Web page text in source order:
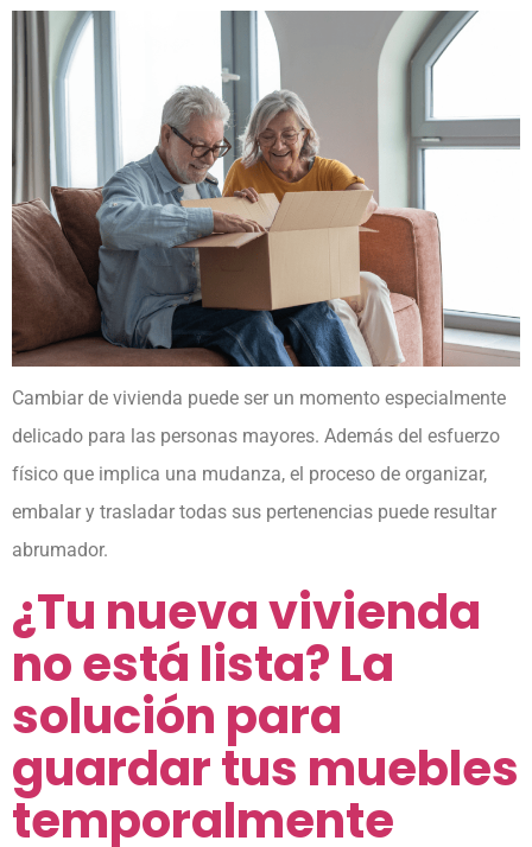
Cambiar de vivienda puede ser un momento especialmente
delicado para las personas mayores. Además del esfuerzo
físico que implica una mudanza, el proceso de organizar,
embalar y trasladar todas sus pertenencias puede resultar
abrumador.
¿Tu nueva vivienda
no está lista? La
solución para
guardar tus muebles
temporalmente